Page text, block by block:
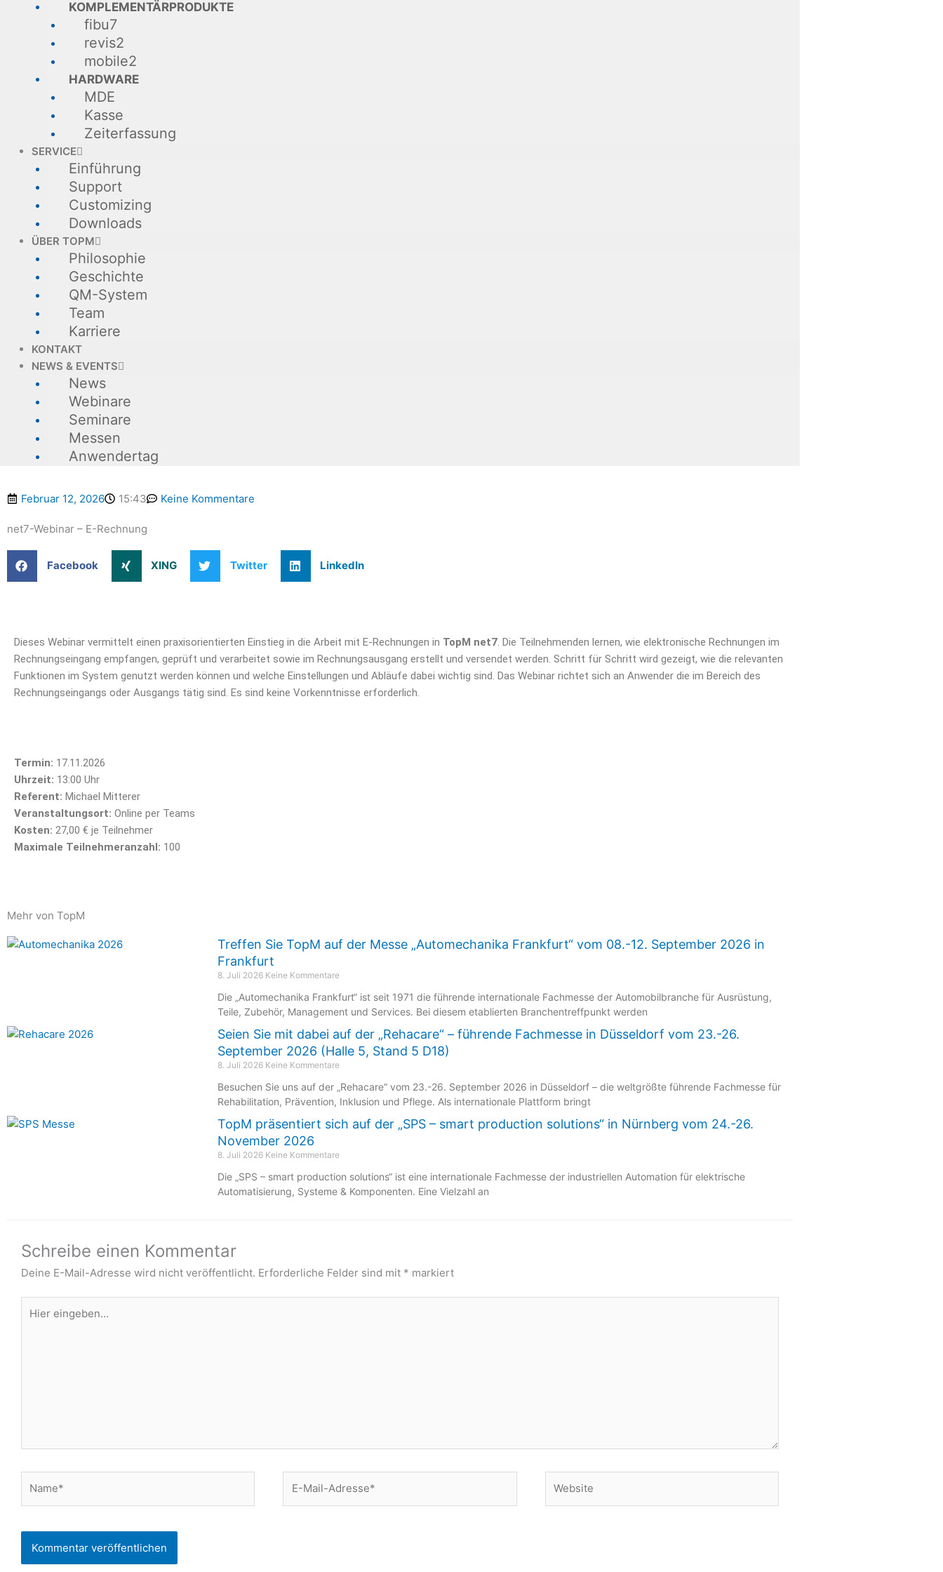
KOMPLEMENTÄRPRODUKTE
fibu7
revis2
mobile2
HARDWARE
MDE
Kasse
Zeiterfassung
SERVICE
Einführung
Support
Customizing
Downloads
ÜBER TOPM
Philosophie
Geschichte
QM-System
Team
Karriere
KONTAKT
NEWS & EVENTS
News
Webinare
Seminare
Messen
Anwendertag
Februar 12, 2026 15:43 Keine Kommentare
net7-Webinar – E-Rechnung
Facebook XING Twitter LinkedIn
Dieses Webinar vermittelt einen praxisorientierten Einstieg in die Arbeit mit E-Rechnungen in TopM net7. Die Teilnehmenden lernen, wie elektronische Rechnungen im
Rechnungseingang empfangen, geprüft und verarbeitet sowie im Rechnungsausgang erstellt und versendet werden. Schritt für Schritt wird gezeigt, wie die relevanten
Funktionen im System genutzt werden können und welche Einstellungen und Abläufe dabei wichtig sind. Das Webinar richtet sich an Anwender die im Bereich des
Rechnungseingangs oder Ausgangs tätig sind. Es sind keine Vorkenntnisse erforderlich.
Termin: 17.11.2026
Uhrzeit: 13:00 Uhr
Referent: Michael Mitterer
Veranstaltungsort: Online per Teams
Kosten: 27,00 € je Teilnehmer
Maximale Teilnehmeranzahl: 100
Mehr von TopM
Treffen Sie TopM auf der Messe „Automechanika Frankfurt“ vom 08.-12. September 2026 in
Frankfurt
8. Juli 2026 Keine Kommentare
Die „Automechanika Frankfurt“ ist seit 1971 die führende internationale Fachmesse der Automobilbranche für Ausrüstung,
Teile, Zubehör, Management und Services. Bei diesem etablierten Branchentreffpunkt werden
Seien Sie mit dabei auf der „Rehacare“ – führende Fachmesse in Düsseldorf vom 23.-26.
September 2026 (Halle 5, Stand 5 D18)
8. Juli 2026 Keine Kommentare
Besuchen Sie uns auf der „Rehacare“ vom 23.-26. September 2026 in Düsseldorf – die weltgrößte führende Fachmesse für
Rehabilitation, Prävention, Inklusion und Pflege. Als internationale Plattform bringt
TopM präsentiert sich auf der „SPS – smart production solutions“ in Nürnberg vom 24.-26.
November 2026
8. Juli 2026 Keine Kommentare
Die „SPS – smart production solutions“ ist eine internationale Fachmesse der industriellen Automation für elektrische
Automatisierung, Systeme & Komponenten. Eine Vielzahl an
Schreibe einen Kommentar
Deine E-Mail-Adresse wird nicht veröffentlicht. Erforderliche Felder sind mit * markiert
eingeben…
Mail-